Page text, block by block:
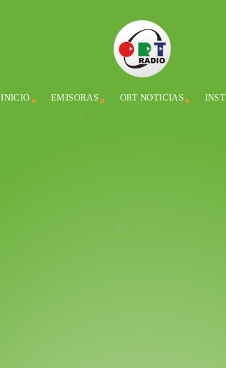
INICIO EMISORAS ORT NOTICIAS